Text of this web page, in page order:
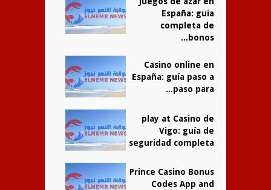
España: guía
completa de
bonos...
Casino online en
España: guía paso a
paso para...
play at Casino de
Vigo: guía de
seguridad completa
Prince Casino Bonus
Codes App and